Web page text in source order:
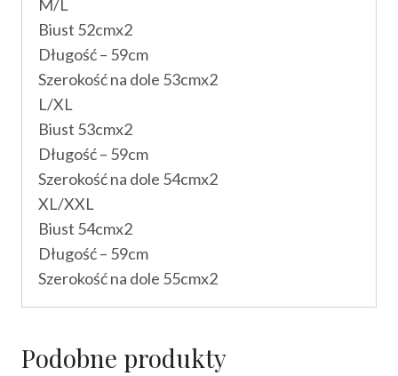
M/L
Biust 52cmx2
Długość – 59cm
Szerokość na dole 53cmx2
L/XL
Biust 53cmx2
Długość – 59cm
Szerokość na dole 54cmx2
XL/XXL
Biust 54cmx2
Długość – 59cm
Szerokość na dole 55cmx2
Podobne produkty